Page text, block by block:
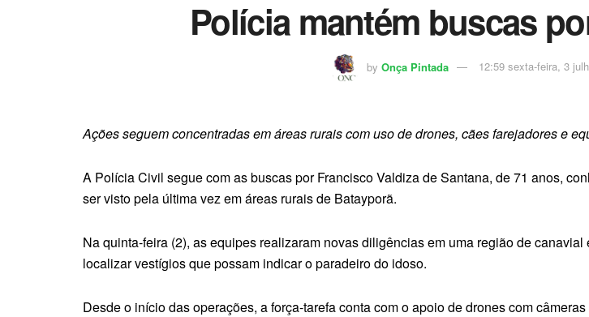
Polícia mantém buscas
by Onça Pintada 12:59 sexta-feira, 3
Ações seguem concentradas em áreas rurais com uso de drones, cães farejadores e
A Polícia Civil segue com as buscas por Francisco Valdiza de Santana, de 71 anos,
ser visto pela última vez em áreas rurais de Batayporã.
Na quinta-feira (2), as equipes realizaram novas diligências em uma região de
localizar vestígios que possam indicar o paradeiro do idoso.
Desde o início das operações, a força-tarefa conta com o apoio de drones com